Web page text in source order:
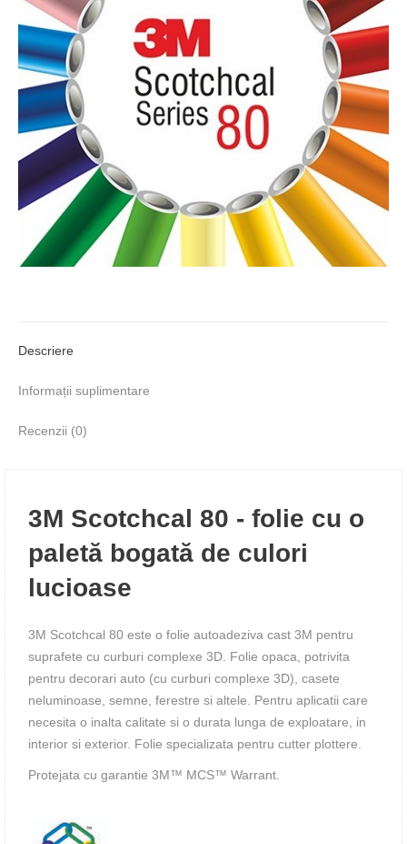
Descriere
Informații suplimentare
Recenzii (0)
3M Scotchcal 80 - folie cu o
paletă bogată de culori
lucioase
3M Scotchcal 80 este o folie autoadeziva cast 3M pentru
suprafete cu curburi complexe 3D. Folie opaca, potrivita
pentru decorari auto (cu curburi complexe 3D), casete
neluminoase, semne, ferestre si altele. Pentru aplicatii care
necesita o inalta calitate si o durata lunga de exploatare, in
interior si exterior. Folie specializata pentru cutter plottere.
Protejata cu garantie 3M™ MCS™ Warrant.